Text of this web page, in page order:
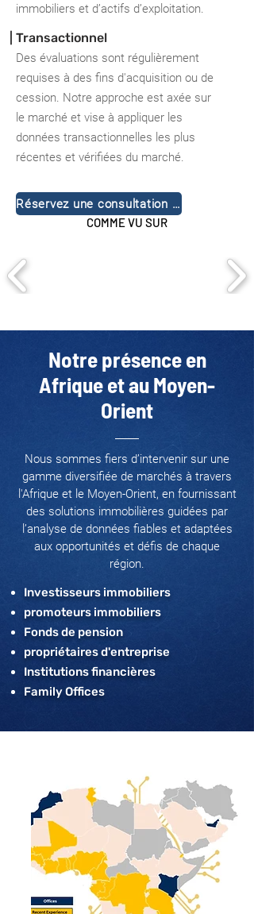
immobiliers et d’actifs d’exploitation.
| Transactionnel
Des évaluations sont régulièrement
requises à des fins d'acquisition ou de
cession. Notre approche est axée sur
le marché et vise à appliquer les
données transactionnelles les plus
récentes et vérifiées du marché.
Réservez une consultation gratuite
COMME VU SUR
Notre présence en
Afrique et au Moyen-
Orient
Nous sommes fiers d’intervenir sur une
gamme diversifiée de marchés à travers
l'Afrique et le Moyen-Orient, en fournissant
des solutions immobilières guidées par
l’analyse de données fiables et adaptées
aux opportunités et défis de chaque
région.
Investisseurs immobiliers
promoteurs immobiliers
Fonds de pension
propriétaires d'entreprise
Institutions financières
Family Offices